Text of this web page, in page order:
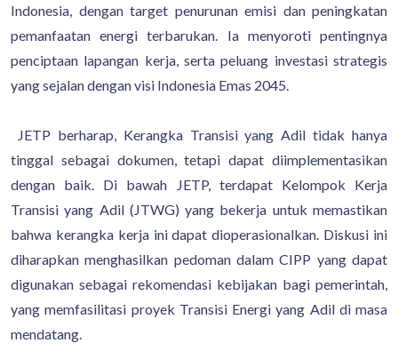
Indonesia, dengan target penurunan emisi dan peningkatan
pemanfaatan energi terbarukan. Ia menyoroti pentingnya
penciptaan lapangan kerja, serta peluang investasi strategis
yang sejalan dengan visi Indonesia Emas 2045.
JETP berharap, Kerangka Transisi yang Adil tidak hanya
tinggal sebagai dokumen, tetapi dapat diimplementasikan
dengan baik. Di bawah JETP, terdapat Kelompok Kerja
Transisi yang Adil (JTWG) yang bekerja untuk memastikan
bahwa kerangka kerja ini dapat dioperasionalkan. Diskusi ini
diharapkan menghasilkan pedoman dalam CIPP yang dapat
digunakan sebagai rekomendasi kebijakan bagi pemerintah,
yang memfasilitasi proyek Transisi Energi yang Adil di masa
mendatang.